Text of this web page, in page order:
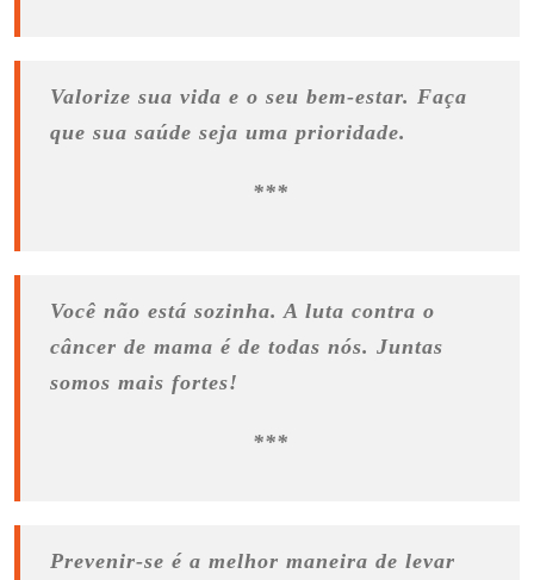
Valorize sua vida e o seu bem-estar. Faça
que sua saúde seja uma prioridade.
***
Você não está sozinha. A luta contra o
câncer de mama é de todas nós. Juntas
somos mais fortes!
***
Prevenir-se é a melhor maneira de levar